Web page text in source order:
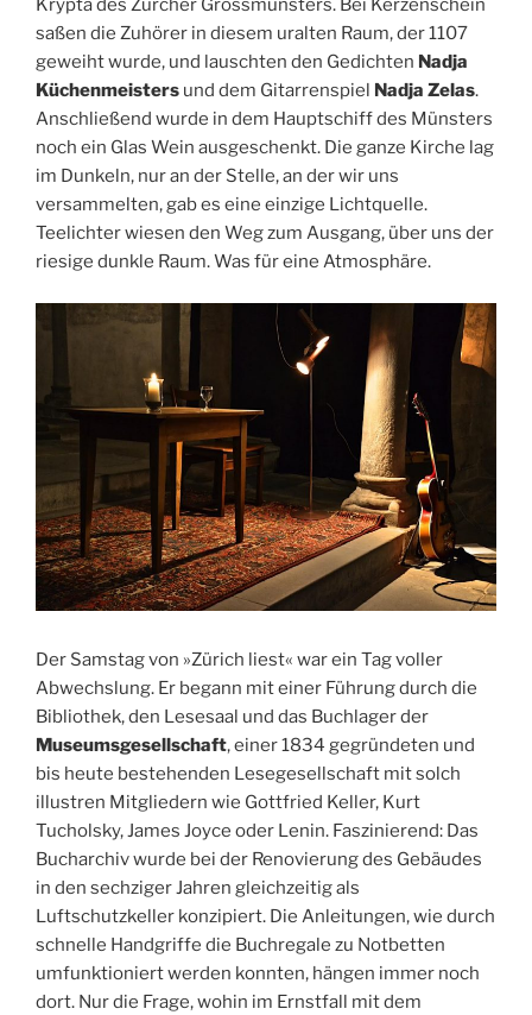
Krypta des Zürcher Grossmünsters. Bei Kerzenschein
saßen die Zuhörer in diesem uralten Raum, der 1107
geweiht wurde, und lauschten den Gedichten Nadja
Küchenmeisters und dem Gitarrenspiel Nadja Zelas.
Anschließend wurde in dem Hauptschiff des Münsters
noch ein Glas Wein ausgeschenkt. Die ganze Kirche lag
im Dunkeln, nur an der Stelle, an der wir uns
versammelten, gab es eine einzige Lichtquelle.
Teelichter wiesen den Weg zum Ausgang, über uns der
riesige dunkle Raum. Was für eine Atmosphäre.
Der Samstag von »Zürich liest« war ein Tag voller
Abwechslung. Er begann mit einer Führung durch die
Bibliothek, den Lesesaal und das Buchlager der
Museumsgesellschaft, einer 1834 gegründeten und
bis heute bestehenden Lesegesellschaft mit solch
illustren Mitgliedern wie Gottfried Keller, Kurt
Tucholsky, James Joyce oder Lenin. Faszinierend: Das
Bucharchiv wurde bei der Renovierung des Gebäudes
in den sechziger Jahren gleichzeitig als
Luftschutzkeller konzipiert. Die Anleitungen, wie durch
schnelle Handgriffe die Buchregale zu Notbetten
umfunktioniert werden konnten, hängen immer noch
dort. Nur die Frage, wohin im Ernstfall mit dem